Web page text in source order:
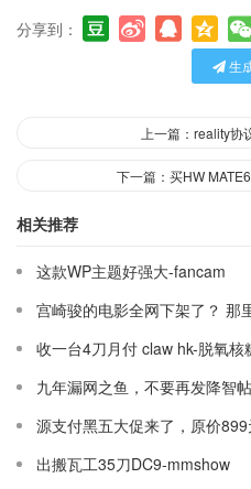
分享到：
生
上一篇：reality协
下一篇：买HW
相关推荐
这款WP主题好强大-fancam
宫崎骏的电影全网下架了？ 那
收一台4刀月付 claw hk-脱氧核
九年漏网之鱼，不要再发降智
源支付黑五大促来了，原价
出搬瓦工35刀DC9-mmshow